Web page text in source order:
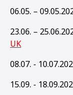
06.05. –
23.06. –
UK
08.07. -
15.09. -